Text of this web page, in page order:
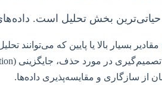
حیاتی‌ترین بخش تحلیل است.
مقادیر بسیار بالا یا پایین که می‌توانند
تصمیم‌گیری در مورد حذف، جایگزینی (Imputation) یا نگهداری آن‌ها.
از سازگاری و مقایسه‌پذیری داده‌ها.